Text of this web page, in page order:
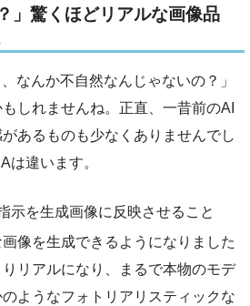
」驚くほどリアルな画像品
なんか不自然なんじゃないの？」
しれませんね。正直、一昔前のAI
あるものも少なくありませんでし
は違います。
示を生成画像に反映させること
像を生成できるようになりました
リアルになり、まるで本物のモデ
ようなフォトリアリスティックな